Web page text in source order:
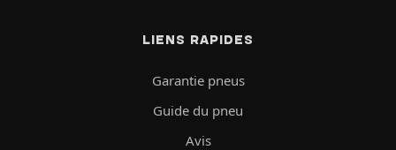
LIENS RAPIDES
Garantie pneus
Guide du pneu
Avis